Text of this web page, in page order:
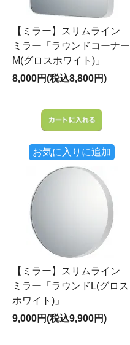
【ミラー】スリムライン
ミラー「ラウンドコーナー
M(グロスホワイト)」
8,000円(税込8,800円)
お気に入りに追加
【ミラー】スリムライン
ミラー「ラウンドL(グロス
ホワイト)」
9,000円(税込9,900円)